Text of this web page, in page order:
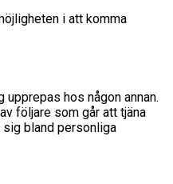
i att komma
hos någon annan.
följare som går att tjäna
sig bland personliga